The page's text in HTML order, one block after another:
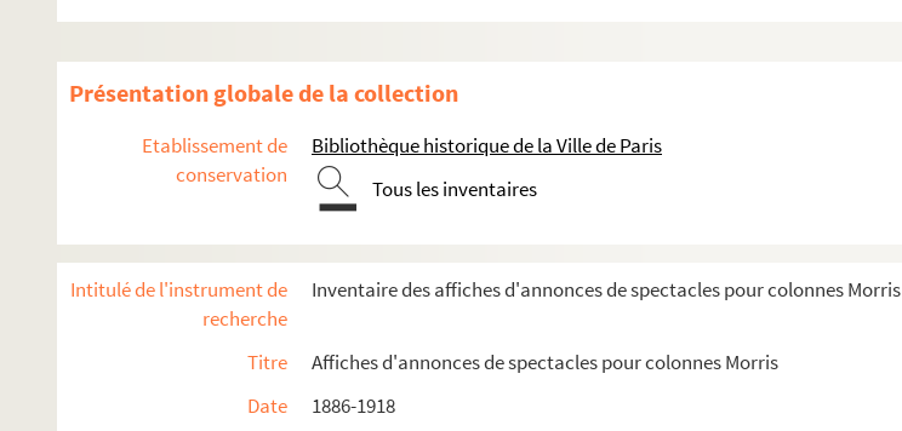
Présentation globale de la collection
Etablissement de
conservation
Bibliothèque historique de la Ville de Paris
Tous les inventaires
Intitulé de l'instrument de
recherche
Inventaire des affiches d'annonces de spectacles pour colonnes Morris
Titre
Affiches d'annonces de spectacles pour colonnes Morris
Date
1886-1918
Année 1886
Année 1890
Année 1892
Année 1906
1-AFF-004443. Saison 1906-1907. Théâtre du Vaudeville. Abonnements
1-AFF-004442. Affiche du 5 septembre 1906. Théâtre du Vaudeville